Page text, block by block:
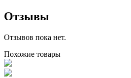
Отзывы
Отзывов пока нет.
Похожие товары